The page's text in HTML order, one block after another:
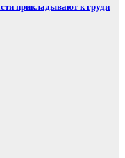
прикладывают к груди